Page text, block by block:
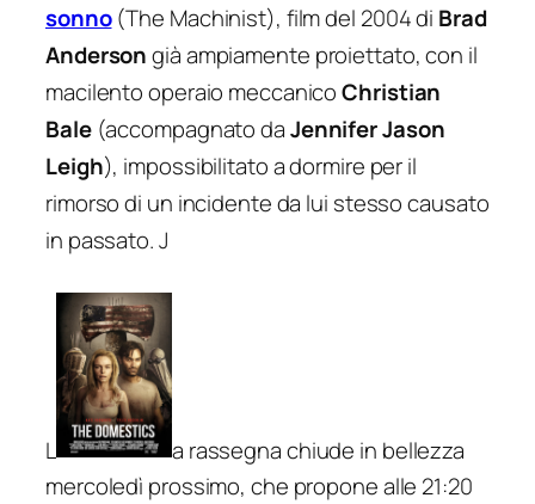
sonno(The Machinist), film del 2004 di Brad
Andersongià ampiamente proiettato, con il
macilento operaio meccanicoChristian
Bale(accompagnato daJennifer Jason
Leigh), impossibilitato a dormire per il
rimorso di un incidente da lui stesso causato
in passato. J
L
a rassegna chiude in bellezza
mercoledì prossimo, che propone alle 21:20